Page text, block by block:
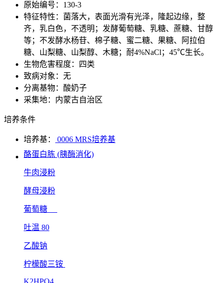
原始编号：130-3
特征特性：菌落大，表面光滑有光泽，隆起边缘，整
齐，乳白色，不透明；发酵葡萄糖、乳糖、蔗糖、甘醇
等；不发酵水杨苷、棉子糖、蜜二糖、果糖、阿拉伯
糖、山梨糖、山梨醇、木糖；耐4%NaCl；45℃生长。
生物危害程度：四类
致病对象：无
分离基物：酸奶子
采集地：内蒙古自治区
培养条件
培养基：
0006 MRS培养基
酪蛋白胨 (胰酶消化)
牛肉浸粉
酵母浸粉
葡萄糖
吐温 80
乙酸钠
柠檬酸三铵
K2HPO4